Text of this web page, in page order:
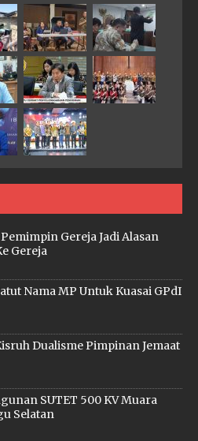
Gereja Jadi Alasan
Gereja
Nama MP Untuk Kuasai GPdI
Dualisme Pimpinan Jemaat
SUTET 500 KV Muara
Selatan